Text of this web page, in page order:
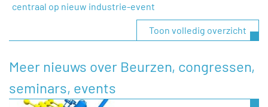
centraal op nieuw industrie-event
Toon volledig overzicht
Meer nieuws over Beurzen, congressen,
seminars, events